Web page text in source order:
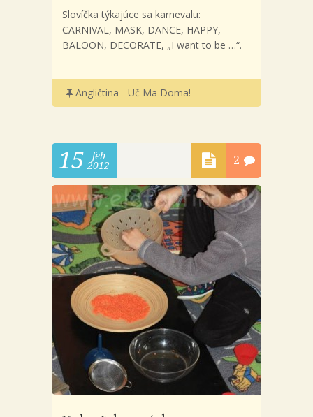
Slovíčka týkajúce sa karnevalu:
CARNIVAL, MASK, DANCE, HAPPY,
BALOON, DECORATE, „I want to be …“.
Angličtina - Uč Ma Doma!
15
feb
2012
2